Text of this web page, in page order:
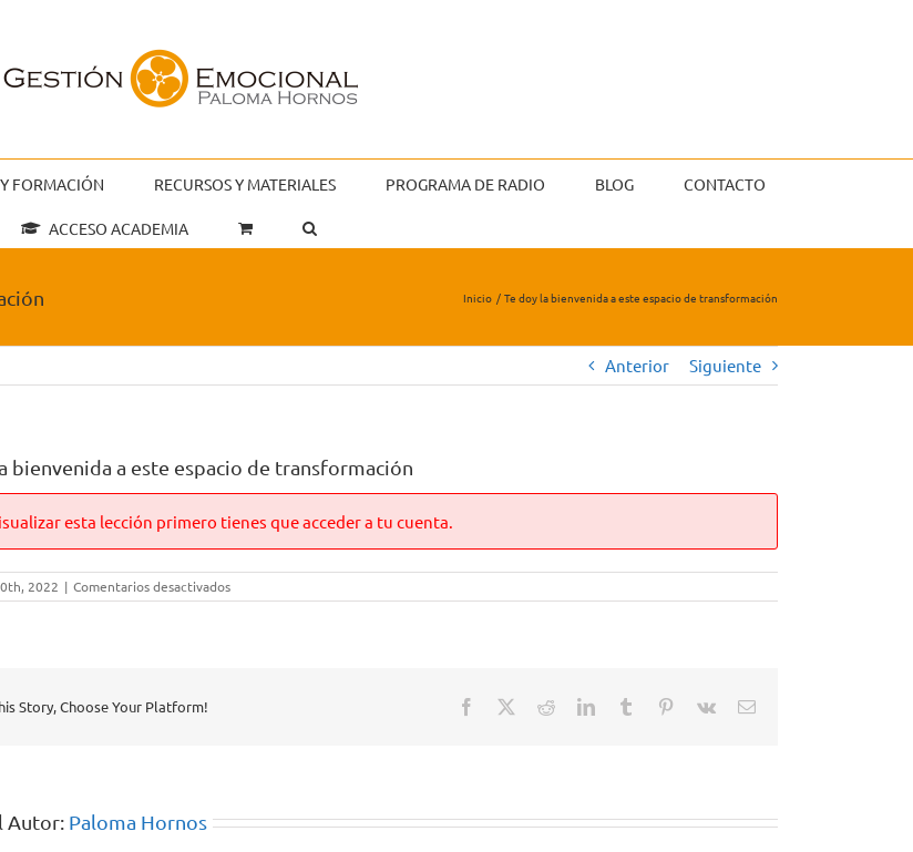
FORMACIÓN RECURSOS Y MATERIALES PROGRAMA DE RADIO BLOG CONTACTO
ACCESO ACADEMIA
Inicio Te doy la bienvenida a este espacio de transformación
Anterior Siguiente
bienvenida a este espacio de transformación
esta lección primero tienes que acceder a tu cuenta.
2022 | Comentarios desactivadosen
Te
Story, Choose Your Platform! Facebook RedditLinkedInTumblr Pinterest
Vk
Correo
Autor: Paloma Hornos